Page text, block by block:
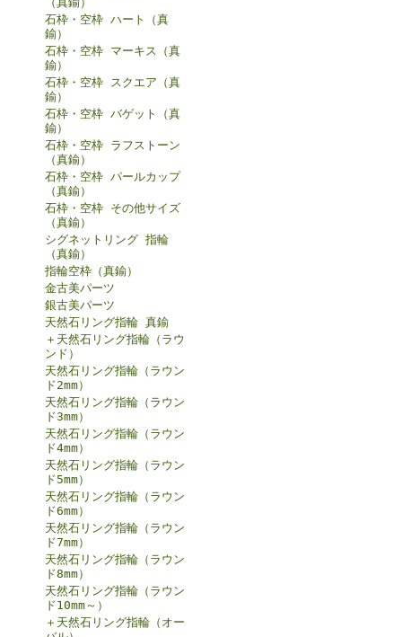
石枠・空枠 ハート（真
鍮）
石枠・空枠 マーキス（真
鍮）
石枠・空枠 スクエア（真
鍮）
石枠・空枠 バゲット（真
鍮）
石枠・空枠 ラフストーン
（真鍮）
石枠・空枠 パールカップ
（真鍮）
石枠・空枠 その他サイズ
（真鍮）
シグネットリング 指輪
（真鍮）
指輪空枠（真鍮）
金古美パーツ
銀古美パーツ
天然石リング指輪 真鍮
＋天然石リング指輪（ラウ
ンド）
天然石リング指輪（ラウン
ド2mm）
天然石リング指輪（ラウン
ド3mm）
天然石リング指輪（ラウン
ド4mm）
天然石リング指輪（ラウン
ド5mm）
天然石リング指輪（ラウン
ド6mm）
天然石リング指輪（ラウン
ド7mm）
天然石リング指輪（ラウン
ド8mm）
天然石リング指輪（ラウン
ド10mm～）
＋天然石リング指輪（オー